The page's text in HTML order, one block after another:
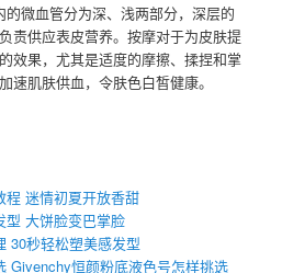
微血管分为深、浅两部分，深层的
责供应表皮营养。按摩对于为皮肤提
效果，尤其是适度的摩擦、揉捏和掌
速肌肤供血，令肤色白皙健康。
程 迷情初夏开放香甜
型 大饼脸变巴掌脸
30秒轻松塑美感发型
Givenchy恒颜粉底液色号怎样挑选